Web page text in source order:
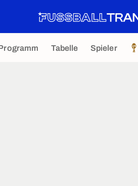
Tabelle Spieler